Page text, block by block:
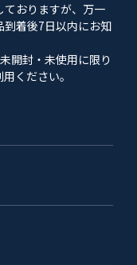
ておりますが、万一
着後7日以内にお知
開封・未使用に限り
ください。